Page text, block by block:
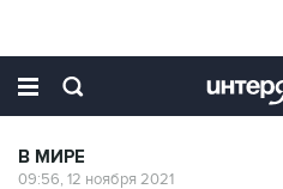
В МИРЕ
09:56, 12 ноября 2021